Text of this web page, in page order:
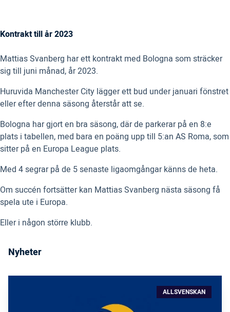
Kontrakt till år 2023
Mattias Svanberg har ett kontrakt med Bologna som sträcker
sig till juni månad, år 2023.
Huruvida Manchester City lägger ett bud under januari fönstret
eller efter denna säsong återstår att se.
Bologna har gjort en bra säsong, där de parkerar på en 8:e
plats i tabellen, med bara en poäng upp till 5:an AS Roma, som
sitter på en Europa League plats.
Med 4 segrar på de 5 senaste ligaomgångar känns de heta.
Om succén fortsätter kan Mattias Svanberg nästa säsong få
spela ute i Europa.
Eller i någon större klubb.
Nyheter
ALLSVENSKAN